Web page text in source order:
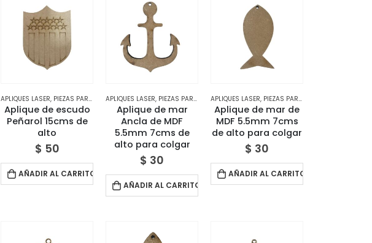
,TIENDA
APLIQUES LASER, PIEZAS PARA DECORAR ,TIENDA
Aplique de escudo
Peñarol 15cms de
alto
$ 50
AÑADIR AL CARRITO
APLIQUES LASER, PIEZAS PARA DECORAR ,TIENDA
Aplique de mar
Ancla de MDF
5.5mm 7cms de
alto para colgar
$ 30
AÑADIR AL CARRITO
APLIQUES LASER, PIEZAS PARA DECORAR
Aplique de mar de
MDF 5.5mm 7cms
de alto para colgar
$ 30
AÑADIR AL CARRITO